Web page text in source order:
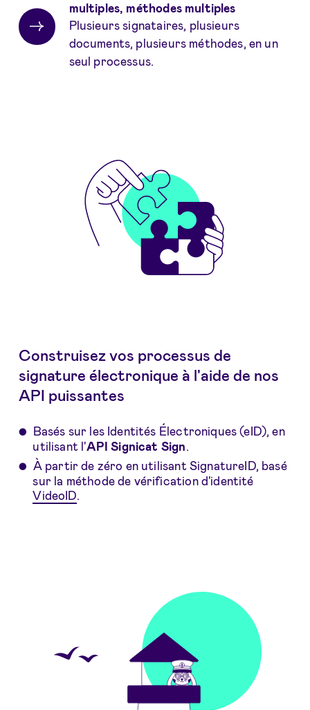
multiples, méthodes multiples
Plusieurs signataires, plusieurs
documents, plusieurs méthodes, en un
seul processus.
Construisez vos processus de
signature électronique à l'aide de nos
API puissantes
Basés sur les Identités Électroniques (eID), en
utilisant l'API Signicat Sign.
À partir de zéro en utilisant SignatureID, basé
sur la méthode de vérification d'identité
VideoID